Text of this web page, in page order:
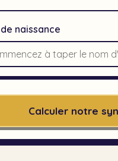
naissance
Calculer notre